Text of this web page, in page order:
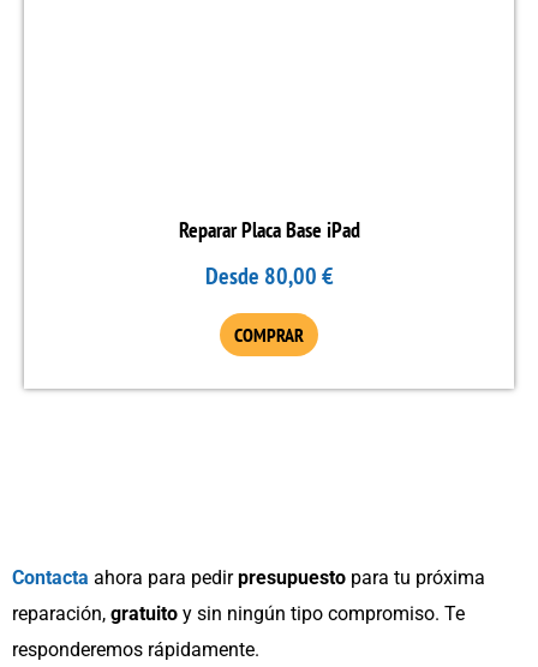
Reparar Placa Base iPad
Desde 80,00€
COMPRAR
se
en
Contacta ahora para pedirpresupuesto para tu próxima
reparación, gratuito y sin ningún tipo compromiso. Te
responderemos rápidamente.